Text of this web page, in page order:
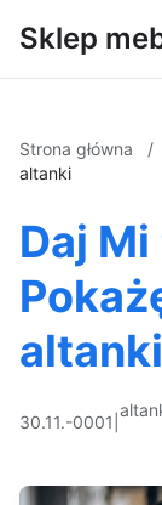
Sklep
Strona główna /
altanki
Daj Mi
altanki
30.11.-0001